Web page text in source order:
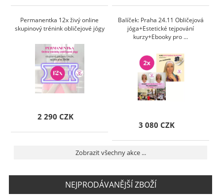
Permanentka 12x živý online
skupinový trénink obličejové jógy
2 290 CZK
Balíček: Praha 24.11 Obličejová
jóga+Estetické tejpování
kurzy+Ebooky pro ...
3 080 CZK
Zobrazit všechny akce ...
NEJPRODÁVANĚJŠÍ ZBOŽÍ